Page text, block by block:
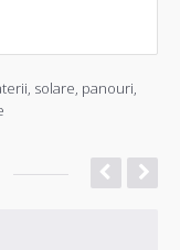
solare panouri